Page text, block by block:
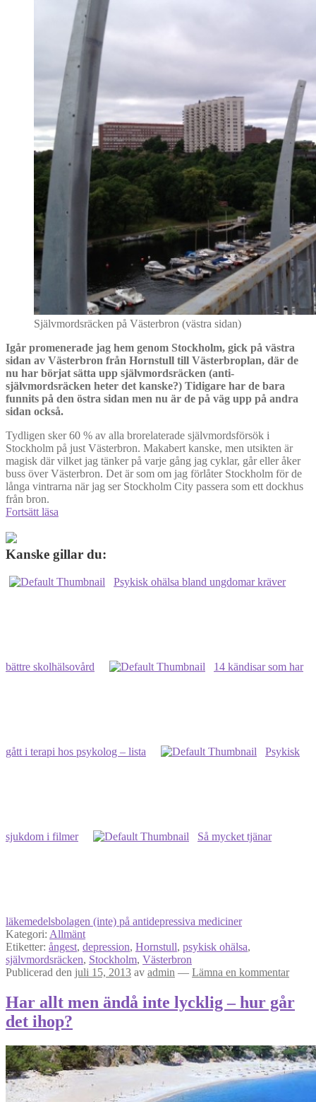
Självmordsräcken på Västerbron (västra sidan)
Igår promenerade jag hem genom Stockholm, gick på västra
sidan av Västerbron från Hornstull till Västerbroplan, där de
nu har börjat sätta upp självmordsräcken (anti-
självmordsräcken heter det kanske?) Tidigare har de bara
funnits på den östra sidan men nu är de på väg upp på andra
sidan också.
Tydligen sker 60 % av alla brorelaterade självmordsförsök i
Stockholm på just Västerbron. Makabert kanske, men utsikten är
magisk där vilket jag tänker på varje gång jag cyklar, går eller åker
buss över Västerbron. Det är som om jag förlåter Stockholm för de
långa vintrarna när jag ser Stockholm City passera som ett dockhus
från bron.
Fortsätt läsa
gör
mig
i
Kanske gillar du:
Psykisk ohälsa bland ungdomar kräver
bättre skolhälsovård 14 kändisar som har
gått i terapi hos psykolog – lista Psykisk
sjukdom i filmer Så mycket tjänar
läkemedelsbolagen (inte) på antidepressiva mediciner
Kategori: Allmänt
Etiketter: ångest, depression, Hornstull, psykisk ohälsa,
självmordsräcken, Stockholm, Västerbron
Publicerad den juli 15, 2013 av admin — Lämna en kommentar
Har allt men ändå inte lycklig – hur går
det ihop?